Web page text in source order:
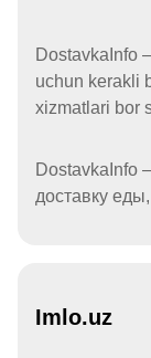
DostavkaInfo
uchun kerakli
xizmatlari bor
DostavkaInfo
доставку
Imlo.uz